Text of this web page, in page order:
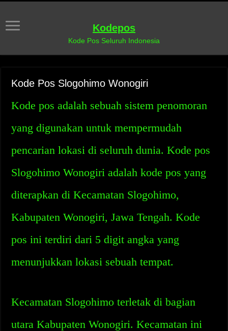
Kodepos
Kode Pos Seluruh Indonesia
Kode Pos Slogohimo Wonogiri
Kode pos adalah sebuah sistem penomoran
yang digunakan untuk mempermudah
pencarian lokasi di seluruh dunia. Kode pos
Slogohimo Wonogiri adalah kode pos yang
diterapkan di Kecamatan Slogohimo,
Kabupaten Wonogiri, Jawa Tengah. Kode
pos ini terdiri dari 5 digit angka yang
menunjukkan lokasi sebuah tempat.
Kecamatan Slogohimo terletak di bagian
utara Kabupaten Wonogiri. Kecamatan ini